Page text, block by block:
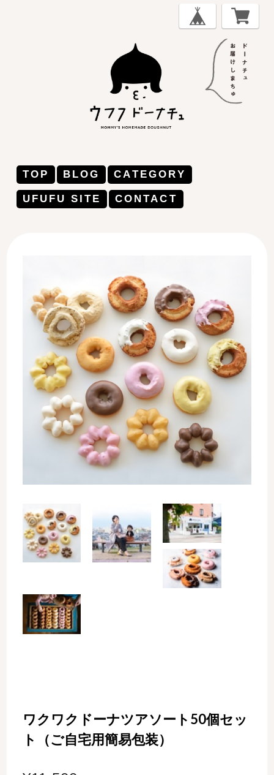
TOP BLOG CATEGORY
UFUFU SITE CONTACT
ワクワクドーナツアソート50個セッ
ト（ご自宅用簡易包装）